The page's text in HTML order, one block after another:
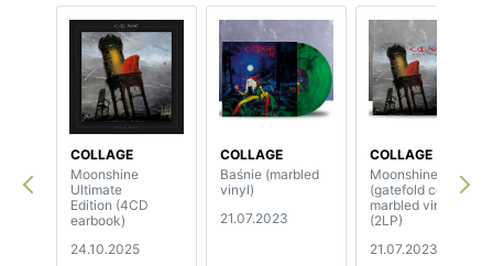
COLLAGE
Moonshine
Ultimate
Edition (4CD
earbook)
24.10.2025
COLLAGE
Baśnie (marbled
vinyl)
21.07.2023
COLLAGE
Moonshine
(gatefold cover,
marbled vinyl)
(2LP)
21.07.2023